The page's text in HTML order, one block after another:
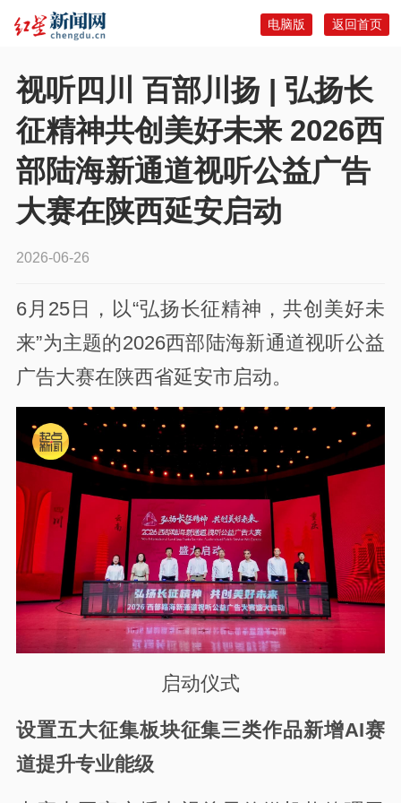
返回首页
电脑版
视听四川 百部川扬 | 弘扬长
征精神共创美好未来 2026西
部陆海新通道视听公益广告
大赛在陕西延安启动
2026-06-26
6月25日，以“弘扬长征精神，共创美好未
来”为主题的2026西部陆海新通道视听公益
广告大赛在陕西省延安市启动。
启动仪式
设置五大征集板块征集三类作品新增AI赛
道提升专业能级